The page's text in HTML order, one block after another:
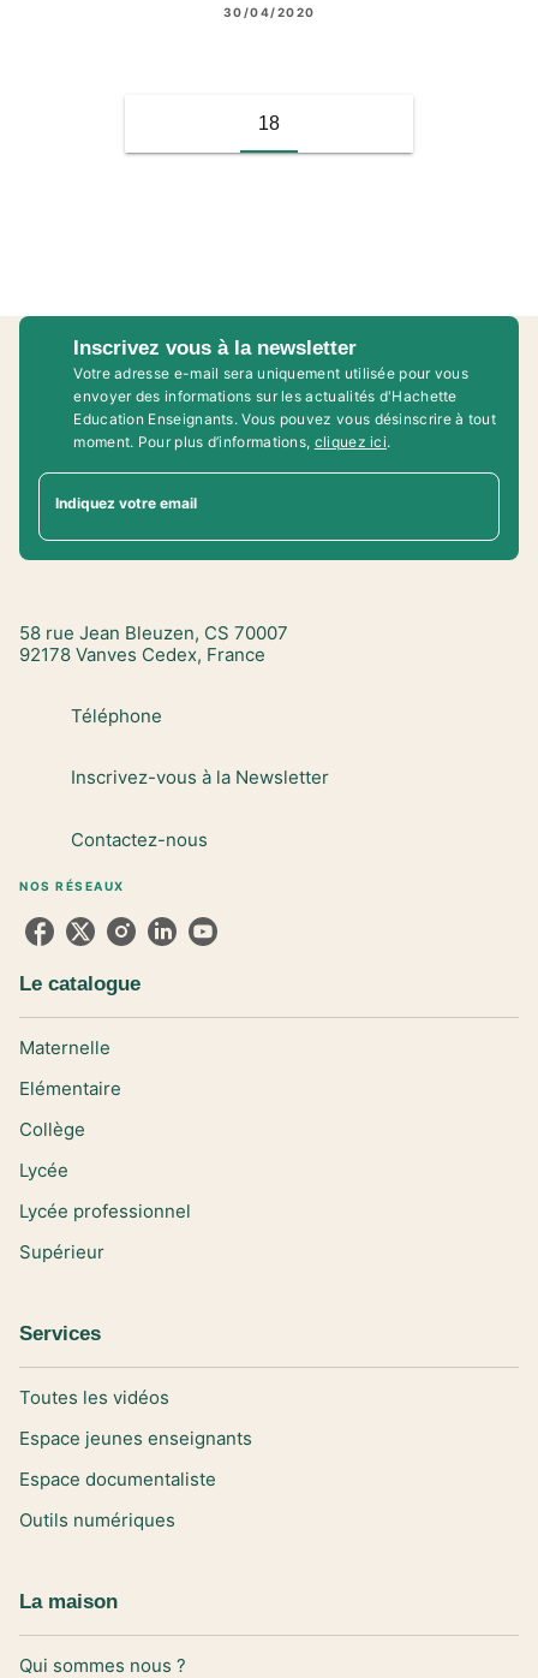
30/04/2020
18
Inscrivez vous à la newsletter
Votre adresse e-mail sera uniquement utilisée pour vous
envoyer des informations sur les actualités d'Hachette
Education Enseignants. Vous pouvez vous désinscrire à tout
moment. Pour plus d’informations, cliquez ici.
Indiquez votre email
58 rue Jean Bleuzen, CS 70007
92178 Vanves Cedex, France
Téléphone
Inscrivez-vous à la Newsletter
Contactez-nous
NOS RÉSEAUX
Le catalogue
Maternelle
Elémentaire
Collège
Lycée
Lycée professionnel
Supérieur
Services
Toutes les vidéos
Espace jeunes enseignants
Espace documentaliste
Outils numériques
La maison
Qui sommes nous ?